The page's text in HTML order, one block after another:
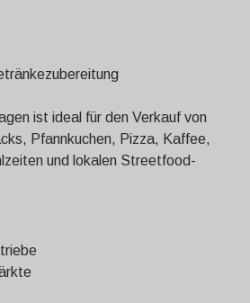
ist ideal für den Verkauf von
Pfannkuchen, Pizza, Kaffee,
und lokalen Streetfood-